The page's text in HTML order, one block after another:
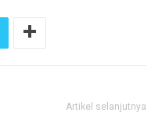
Artikel selanjutnya